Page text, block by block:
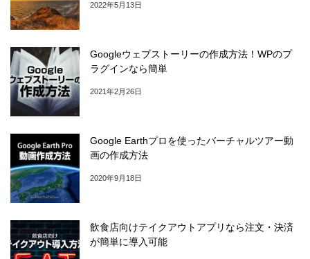
2022年5月13日
Googleウェブストーリーの作成方法！WPのプ
ラグインなら簡単
2021年2月26日
Google Earthプロを使ったバーチャルツアー動
画の作成方法
2020年9月18日
飲食店向けテイクアウトアプリなら注文・決済
が簡単に導入可能